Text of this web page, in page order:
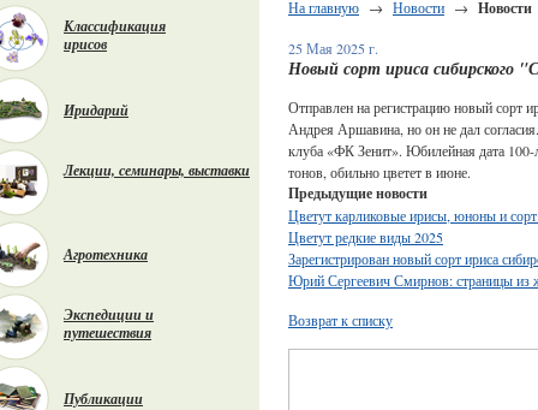
Классификация
ирисов
Иридарий
Лекции, семинары, выставки
Агротехника
Экспедиции и
путешествия
Публикации
На главную → Новости → Новости
25 Мая 2025 г.
Новый сорт ириса сибирского
Отправлен на регистрацию новый сорт
Андрея Аршавина, но он не дал
клуба «ФК Зенит». Юбилейная дата 100-
тонов, обильно цветет в июне.
Предыдущие новости
Цветут карликовые ирисы, юноны и
Цветут редкие виды 2025
Зарегистрирован новый сорт ириса
Юрий Сергеевич Смирнов: страницы из
Возврат к списку